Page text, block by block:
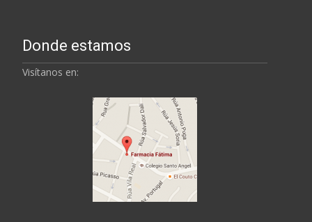
Donde estamos
Visítanos en: